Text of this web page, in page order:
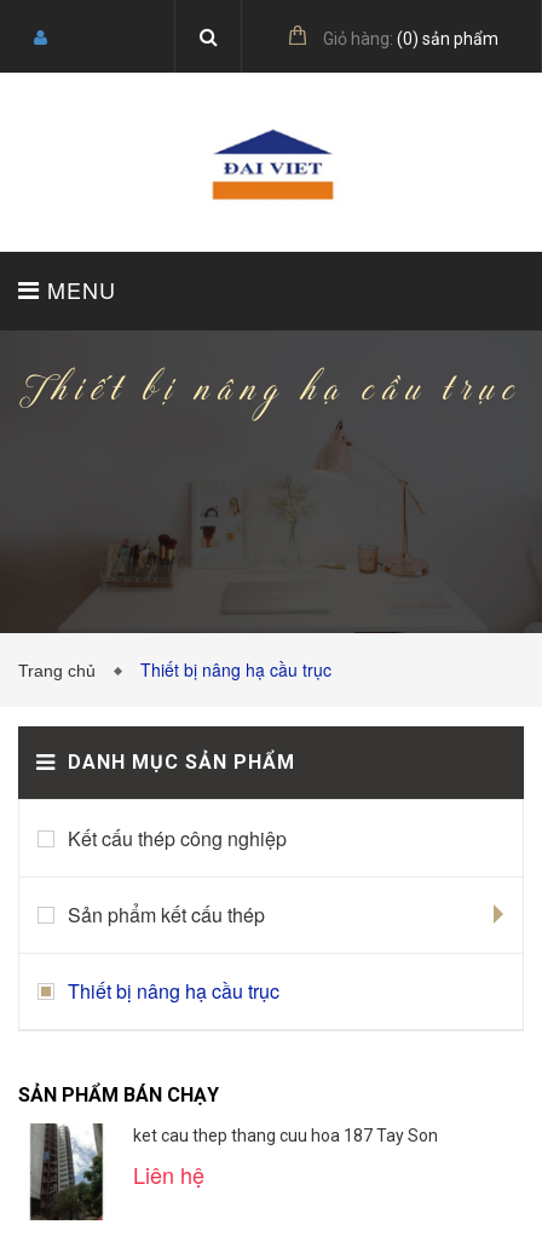
Giỏ hàng: (0) sản phẩm
MENU
TRANG CHỦ GIỚI THIỆU
CÔNG TRÌNH ĐÃ THỰC HIỆN
LIÊN HỆ
Thiết bị nâng hạ cầu trục
Trang chủ Thiết bị nâng hạ cầu trục
DANH MỤC SẢN PHẨM
Kết cấu thép công nghiệp
Sản phẩm kết cấu thép
Thiết bị nâng hạ cầu trục
SẢN PHẨM BÁN CHẠY
ket cau thep thang cuu hoa 187 Tay Son
Liên hệ